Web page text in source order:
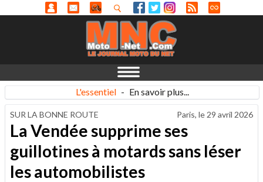
L'essentiel - En savoir plus...
SUR LA BONNE ROUTE Paris, le 29 avril 2026
La Vendée supprime ses
guillotines à motards sans léser
les automobilistes